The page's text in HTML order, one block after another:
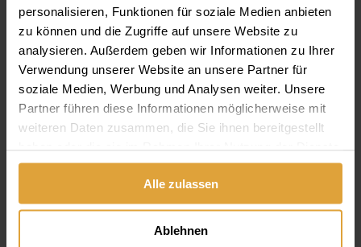
personalisieren, Funktionen für soziale Medien anbieten
zu können und die Zugriffe auf unsere Website zu
analysieren. Außerdem geben wir Informationen zu Ihrer
Verwendung unserer Website an unsere Partner für
soziale Medien, Werbung und Analysen weiter. Unsere
Partner führen diese Informationen möglicherweise mit
weiteren Daten zusammen, die Sie ihnen bereitgestellt
haben oder die sie im Rahmen Ihrer Nutzung der Dienste
gesammelt haben.
Alle zulassen
Ablehnen
Van e altatasra lehetĹ‘sĂ©g
szĂˇjĂĽregben Ă©gĹ‘
Ă©rzĂ©s
fekete tea
allon
fogkĹ‘ eltĂˇvolitĂˇs Ăˇra